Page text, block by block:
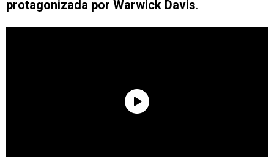
protagonizada por Warwick Davis.